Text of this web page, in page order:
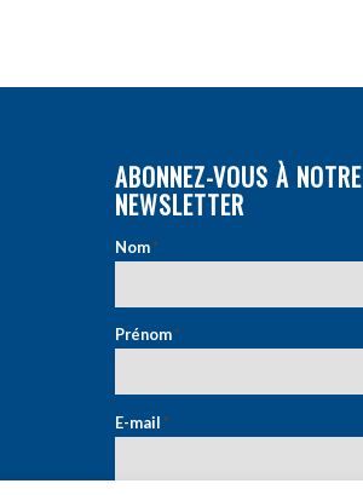
ABONNEZ-VOUS À NOTRE
NEWSLETTER
Nom*
Prénom*
E-mail*